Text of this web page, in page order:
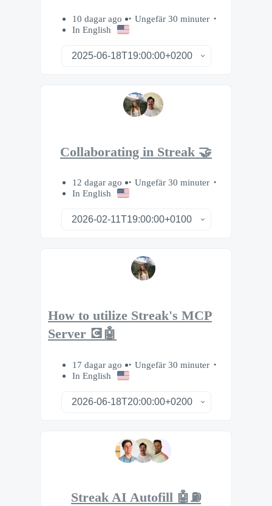
10 dagar ago
Ungefär 30 minuter
In English
Collaborating in Streak 🤝
12 dagar ago
Ungefär 30 minuter
In English
How to utilize Streak's MCP
Server 💽🤖
17 dagar ago
Ungefär 30 minuter
In English
Streak AI Autofill 🤖⛽️